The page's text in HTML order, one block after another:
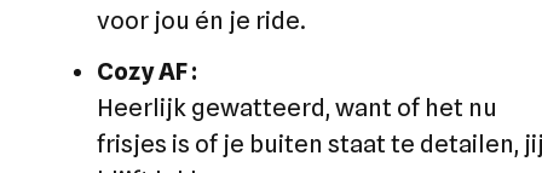
voor jou én je ride.
Cozy AF:
Heerlijk gewatteerd, want of het nu
frisjes is of je buiten staat te detailen,